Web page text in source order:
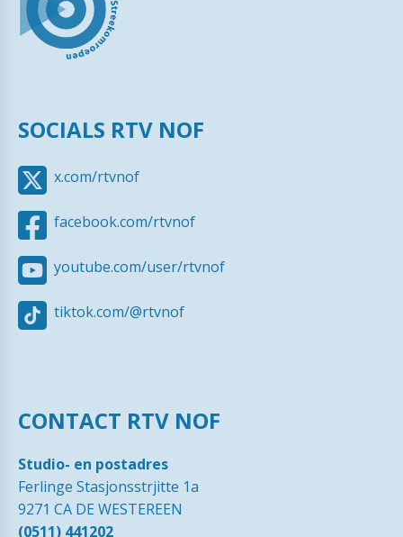
SOCIALS RTV NOF
x.com/rtvnof
facebook.com/rtvnof
youtube.com/user/rtvnof
tiktok.com/@rtvnof
CONTACT RTV NOF
Studio- en postadres
Ferlinge Stasjonsstrjitte 1a
9271 CA DE WESTEREEN
(0511) 441202